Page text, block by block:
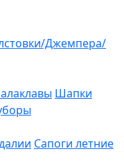
Джемпера/
Шапки
Сапоги летние